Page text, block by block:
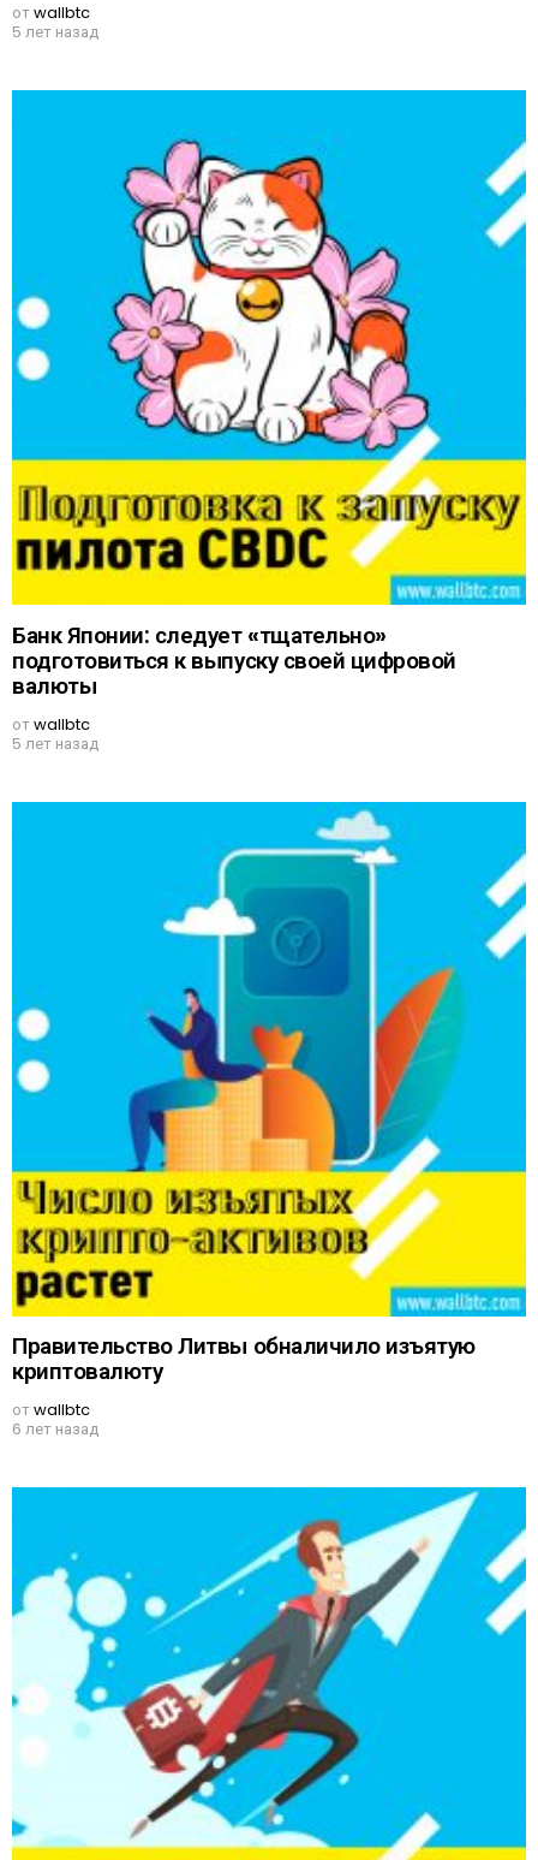
отwallbtc
5 лет назад
Банк Японии: следует «тщательно»
подготовиться к выпуску своей цифровой
валюты
отwallbtc
5 лет назад
Правительство Литвы обналичило изъятую
криптовалюту
отwallbtc
6 лет назад